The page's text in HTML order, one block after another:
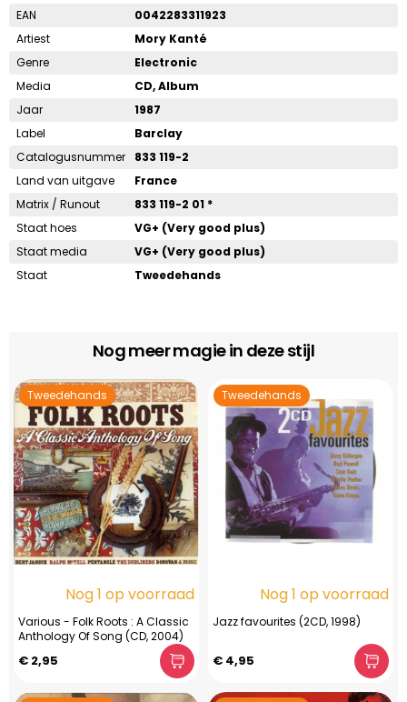
EAN
0042283311923
Artiest
Mory Kanté
Genre
Electronic
Media
CD, Album
Jaar
1987
Label
Barclay
Catalogusnummer
833 119-2
Land van uitgave
France
Matrix / Runout
833 119-2 01 *
Staat hoes
VG+ (Very good plus)
Staat media
VG+ (Very good plus)
Staat
Tweedehands
Nog meer magie in deze stijl
Tweedehands
Nog 1 op voorraad
Various - Folk Roots : A Classic
Anthology Of Song (CD, 2004)
€ 2,95
Tweedehands
Nog 1 op voorraad
Jazz favourites (2CD, 1998)
€ 4,95